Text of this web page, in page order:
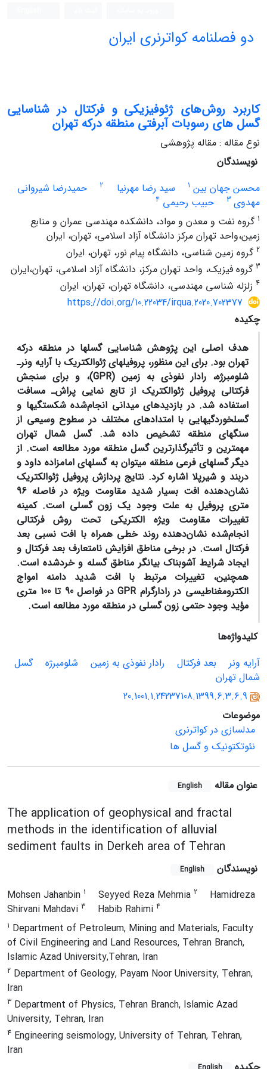
دو فصلنامه کواترنری ایران
کاربرد روش‌های ژئوفیزیکی و فرکتال در شناسایی
گسل‌ های رسوبات آبرفتی منطقه درکه تهران
نوع مقاله : مقاله پژوهشی
نویسندگان
محسن جهان بین 1 سید رضا مهرنیا 2
حمیدرضا شیروانی
مهدوی 3 حبیب رحیمی 4
1 گروه نفت و معدن و مواد، دانشکده مهندسى عمران و منابع
زمین،واحد تهران مرکز دانشگاه آزاد اسلامی، تهران، ایران
2 گروه زمین شناسی، دانشگاه پیام نور، تهران، ایران
3 گروه فیزیک، واحد تهران مرکز، دانشگاه آزاد اسلامی، تهران،ایران
4 زلزله شناسی مهندسی، دانشگاه تهران، تهران، ایران
https://doi.org/10.22034/irqua.2020.702377
چکیده
هدف اصلی این پژوهش شناسایی گسل‏ها در منطقه درکه
تهران بود. برای این منظور، پروفیل‏های ژئوالکتریک با آرایه ونر‌ـ
شلومبرژه، رادار نفوذی به زمین (GPR)، و برای سنجش
فرکتالی پروفیل ژئوالکتریک از تابع نمایی پراش‌ـ مسافت
استفاده شد. در بازدیدهای میدانی انجام‌شده شکستگی‏ها و
گسل‏خوردگی‏هایی با امتدادهای مختلف در سطوح وسیعی از
سنگ‏های منطقه تشخیص داده شد. گسل شمال تهران
مهم‏ترین و تأثیرگذارترین گسل منطقه مورد مطالعه است. از
دیگر گسل‏های فرعی منطقه می‏توان به گسل‏های امامزاده داود و
دربند و شیرپلا اشاره کرد. نتایج پردازش پروفیل ژئوالکتریک
نشان‌‌دهنده افت بسیار شدید مقاومت ویژه در فاصله 96
متری پروفیل به علت وجود یک زون گسلی است. کمینه
تغییرات مقاومت ویژه الکتریکی تحت روش فرکتالی
انجام‌شده نشان‌دهنده روند خطی همراه با افت نسبی بعد
فرکتال است. در برخی مناطق افزایش نامتعارف بعد فرکتال و
ایجاد شرایط آشوبناک بیانگر مناطق گسله و خردشده است.
همچنین، تغییرات مرتبط با افت شدید دامنه امواج
الکترومغناطیسی در رادارگرامGPR
در فواصل 90 تا 100 متری
مؤید وجود حتمی زون گسلی در منطقه مورد مطالعه است.
کلیدواژه‌ها
آرایه ونر
بعد فرکتال رادار نفوذی به زمین شلومبرژه
گسل
شمال تهران
20.1001.1.24237108.1399.6.3.6.9
موضوعات
مدلسازی در کواترنری
نئوتکتونیک و گسل ها
عنوان مقاله English
The application of geophysical and fractal
methods in the identification of alluvial
sediment faults in Derkeh area of Tehran
نویسندگان English
Mohsen Jahanbin 1 Seyyed Reza Mehrnia 2
Hamidreza
Shirvani Mahdavi 3 Habib Rahimi 4
1 Department of Petroleum, Mining and Materials, Faculty
of Civil Engineering and Land Resources, Tehran Branch,
Islamic Azad University,Tehran, Iran
2 Department of Geology, Payam Noor University, Tehran,
Iran
3 Department of Physics, Tehran Branch, Islamic Azad
University, Tehran, Iran
4 Engineering seismology, University of Tehran, Tehran,
Iran